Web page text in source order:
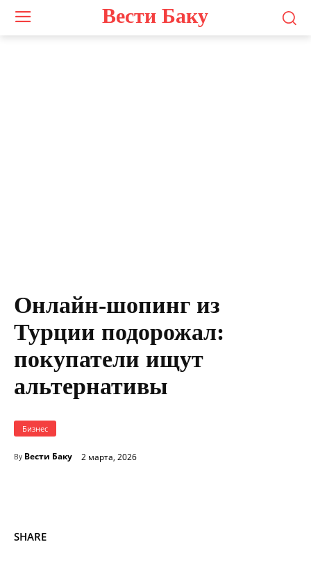
Вести Баку
Онлайн-шопинг из
Турции подорожал:
покупатели ищут
альтернативы
Бизнес
By Вести Баку 2 марта, 2026
SHARE